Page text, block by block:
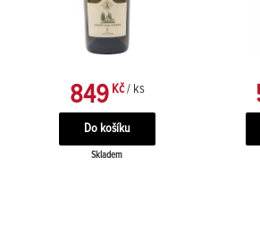
849Kč / ks
Skladem